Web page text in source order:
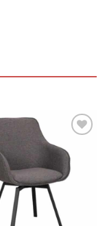
till i
önskelistan